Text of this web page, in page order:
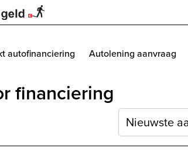
autofinanciering Autolening aanvraag
financiering